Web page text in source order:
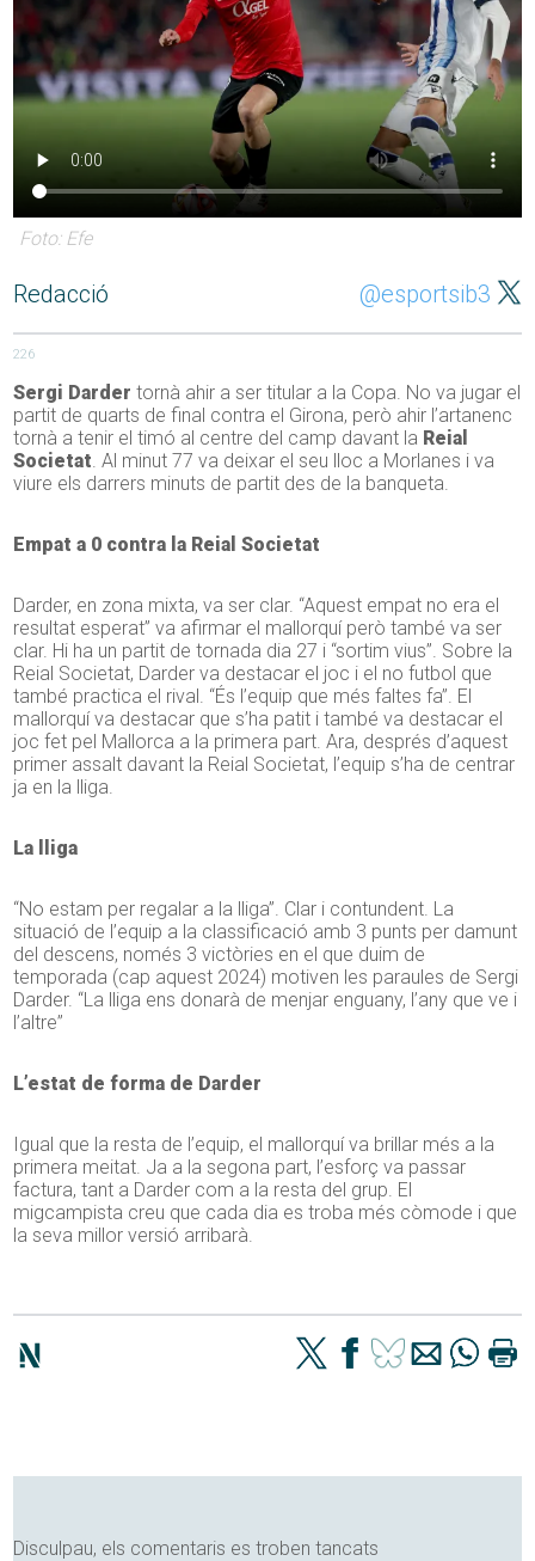
Foto: Efe
Redacció @esportsib3
226
Sergi Darder tornà ahir a ser titular a la Copa. No va jugar el
partit de quarts de final contra el Girona, però ahir l’artanenc
tornà a tenir el timó al centre del camp davant la Reial
Societat. Al minut 77 va deixar el seu lloc a Morlanes i va
viure els darrers minuts de partit des de la banqueta.
Empat a 0 contra la Reial Societat
Darder, en zona mixta, va ser clar. “Aquest empat no era el
resultat esperat” va afirmar el mallorquí però també va ser
clar. Hi ha un partit de tornada dia 27 i “sortim vius”. Sobre la
Reial Societat, Darder va destacar el joc i el no futbol que
també practica el rival. “És l’equip que més faltes fa”. El
mallorquí va destacar que s’ha patit i també va destacar el
joc fet pel Mallorca a la primera part. Ara, després d’aquest
primer assalt davant la Reial Societat, l’equip s’ha de centrar
ja en la lliga.
La lliga
“No estam per regalar a la lliga”. Clar i contundent. La
situació de l’equip a la classificació amb 3 punts per damunt
del descens, només 3 victòries en el que duim de
temporada (cap aquest 2024) motiven les paraules de Sergi
Darder. “La lliga ens donarà de menjar enguany, l’any que ve i
l’altre”
L’estat de forma de Darder
Igual que la resta de l’equip, el mallorquí va brillar més a la
primera meitat. Ja a la segona part, l’esforç va passar
factura, tant a Darder com a la resta del grup. El
migcampista creu que cada dia es troba més còmode i que
la seva millor versió arribarà.
Disculpau, els comentaris es troben tancats